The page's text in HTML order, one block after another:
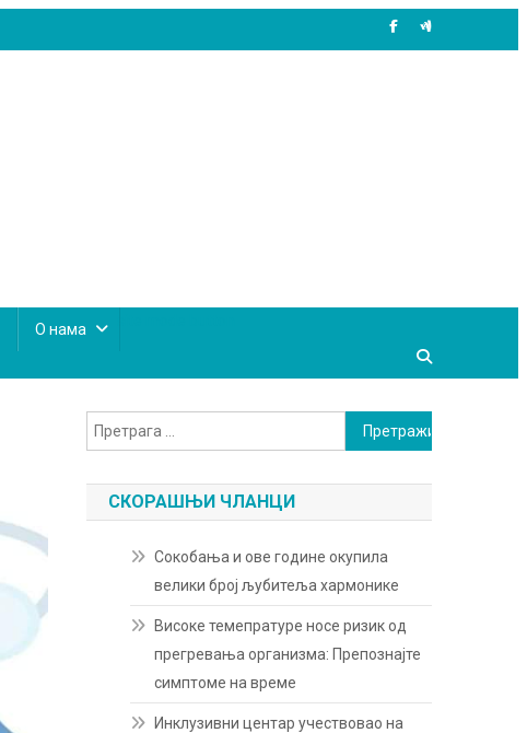
О нама
Претрага
за:
СКОРАШЊИ ЧЛАНЦИ
Сокобања и ове године окупила
велики број љубитеља хармонике
Високе темепратуре носе ризик од
прегревања организма: Препознајте
симптоме на време
Инклузивни центар учествовао на